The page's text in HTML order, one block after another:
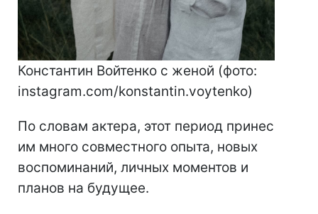
Константин Войтенко с женой (фото:
instagram.com/konstantin.voytenko)
По словам актера, этот период принес
им много совместного опыта, новых
воспоминаний, личных моментов и
планов на будущее.